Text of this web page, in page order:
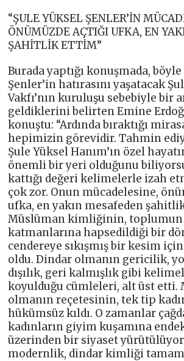
“ŞULE YÜKSEL ŞENLER’İN
ÖNÜMÜZDE AÇTIĞI UFKA, EN
ŞAHİTLİK ETTİM”
Burada yaptığı konuşmada,
Şenler’in hatırasını yaşatacak
Vakfı’nın kuruluşu sebebiyle bir
geldiklerini belirten Emine
konuştu: “Ardında bıraktığı
hepimizin görevidir. Tahmin
Şule Yüksel Hanım’ın özel
önemli bir yeri olduğunu
kattığı değeri kelimelerle izah
çok zor. Onun mücadelesine,
ufka, en yakın mesafeden
Müslüman kimliğinin,
katmanlarına hapsedildiği bir
cendereye sıkışmış bir kesim
oldu. Dindar olmanın gericilik,
dışılık, geri kalmışlık gibi
koyulduğu cümleleri, alt üst etti.
olmanın reçetesinin, tek tip
hükümsüz kıldı. O zamanlar
kadınların giyim kuşamına
üzerinden bir siyaset
modernlik, dindar kimliği